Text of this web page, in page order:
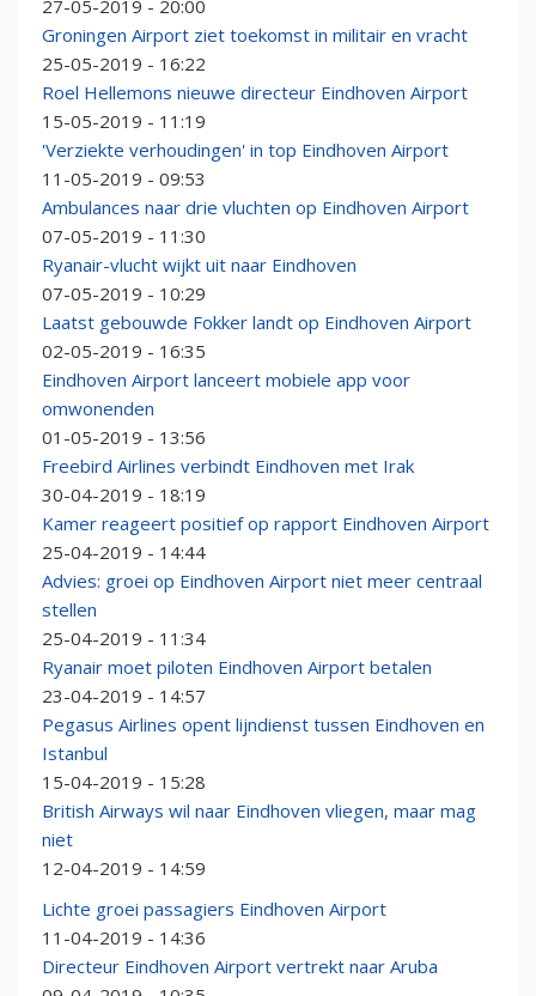
27-05-2019 - 20:00
Groningen Airport ziet toekomst in militair en vracht
25-05-2019 - 16:22
Roel Hellemons nieuwe directeur Eindhoven Airport
15-05-2019 - 11:19
'Verziekte verhoudingen' in top Eindhoven Airport
11-05-2019 - 09:53
Ambulances naar drie vluchten op Eindhoven Airport
07-05-2019 - 11:30
Ryanair-vlucht wijkt uit naar Eindhoven
07-05-2019 - 10:29
Laatst gebouwde Fokker landt op Eindhoven Airport
02-05-2019 - 16:35
Eindhoven Airport lanceert mobiele app voor
omwonenden
01-05-2019 - 13:56
Freebird Airlines verbindt Eindhoven met Irak
30-04-2019 - 18:19
Kamer reageert positief op rapport Eindhoven Airport
25-04-2019 - 14:44
Advies: groei op Eindhoven Airport niet meer centraal
stellen
25-04-2019 - 11:34
Ryanair moet piloten Eindhoven Airport betalen
23-04-2019 - 14:57
Pegasus Airlines opent lijndienst tussen Eindhoven en
Istanbul
15-04-2019 - 15:28
British Airways wil naar Eindhoven vliegen, maar mag
niet
12-04-2019 - 14:59
Lichte groei passagiers Eindhoven Airport
11-04-2019 - 14:36
Directeur Eindhoven Airport vertrekt naar Aruba